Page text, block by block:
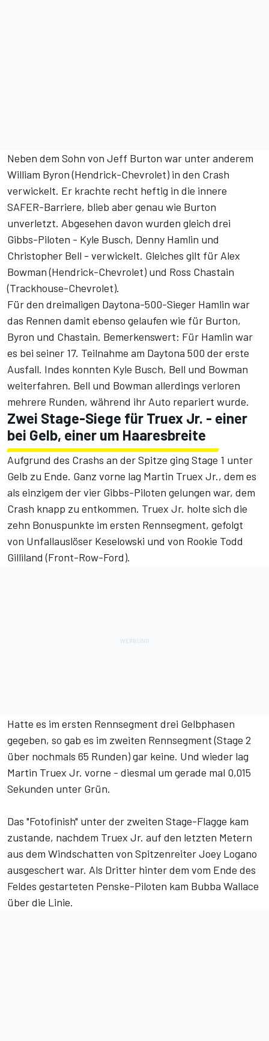
Neben dem Sohn von Jeff Burton war unter anderem
William Byron (Hendrick-Chevrolet) in den Crash
verwickelt. Er krachte recht heftig in die innere
SAFER-Barriere, blieb aber genau wie Burton
unverletzt. Abgesehen davon wurden gleich drei
Gibbs-Piloten - Kyle Busch, Denny Hamlin und
Christopher Bell - verwickelt. Gleiches gilt für Alex
Bowman (Hendrick-Chevrolet) und Ross Chastain
(Trackhouse-Chevrolet).
Für den dreimaligen Daytona-500-Sieger Hamlin war
das Rennen damit ebenso gelaufen wie für Burton,
Byron und Chastain. Bemerkenswert: Für Hamlin war
es bei seiner 17. Teilnahme am Daytona 500 der erste
Ausfall. Indes konnten Kyle Busch, Bell und Bowman
weiterfahren. Bell und Bowman allerdings verloren
mehrere Runden, während ihr Auto repariert wurde.
Zwei Stage-Siege für Truex Jr. - einer
bei Gelb, einer um Haaresbreite
Aufgrund des Crashs an der Spitze ging Stage 1 unter
Gelb zu Ende. Ganz vorne lag Martin Truex Jr., dem es
als einzigem der vier Gibbs-Piloten gelungen war, dem
Crash knapp zu entkommen. Truex Jr. holte sich die
zehn Bonuspunkte im ersten Rennsegment, gefolgt
von Unfallauslöser Keselowski und von Rookie Todd
Gilliland (Front-Row-Ford).
Hatte es im ersten Rennsegment drei Gelbphasen
gegeben, so gab es im zweiten Rennsegment (Stage 2
über nochmals 65 Runden) gar keine. Und wieder lag
Martin Truex Jr. vorne - diesmal um gerade mal 0,015
Sekunden unter Grün.
Das "Fotofinish" unter der zweiten Stage-Flagge kam
zustande, nachdem Truex Jr. auf den letzten Metern
aus dem Windschatten von Spitzenreiter Joey Logano
ausgeschert war. Als Dritter hinter dem vom Ende des
Feldes gestarteten Penske-Piloten kam Bubba Wallace
über die Linie.